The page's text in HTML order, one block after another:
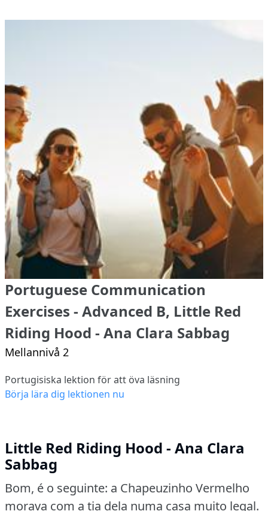
Portuguese Communication
Exercises - Advanced B, Little Red
Riding Hood - Ana Clara Sabbag
Mellannivå 2
Portugisiska lektion för att öva läsning
Börja lära dig lektionen nu
Little Red Riding Hood - Ana Clara
Sabbag
Bom, é o seguinte: a Chapeuzinho Vermelho
morava com a tia dela numa casa muito legal.